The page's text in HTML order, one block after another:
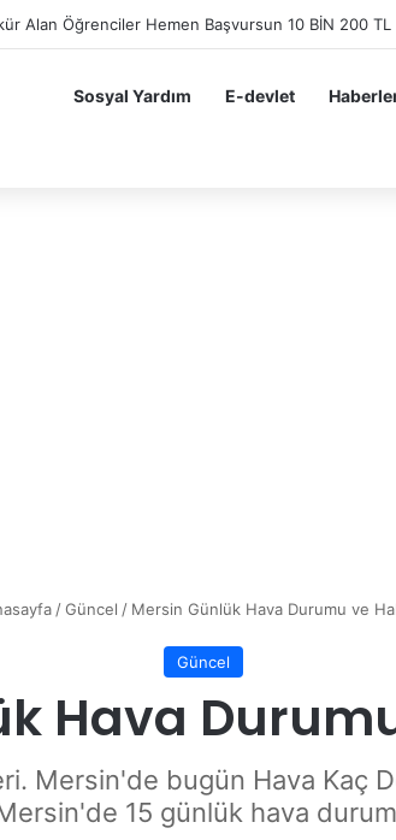
Alan Öğrenciler Hemen Başvursun 10 BİN 200 TL
Sosyal Yardım E-devlet
/Güncel / Mersin Günlük Hava Durumu ve
Güncel
Hava
Mersin'de bugün Hava Kaç
15 günlük hava